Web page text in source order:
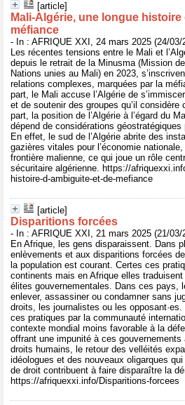
[article]
Mali-Algérie, une longue histoire
méfiance
- In : AFRIQUE XXI, 24 mars 2025 (24/03/
Les récentes tensions entre le Mali et
depuis le retrait de la Minusma (Mission
Nations unies au Mali) en 2023,
relations complexes, marquées par la
part, le Mali accuse l’Algérie de
et de soutenir des groupes qu’il considère
part, la position de l’Algérie à l’égard du
dépend de considérations
En effet, le sud de l’Algérie abrite des
gazières vitales pour l’économie
frontière malienne, ce qui joue un rôle
sécuritaire algérienne. https://
histoire-d-ambiguite-et-de-mefiance
[article]
Disparitions forcées
- In : AFRIQUE XXI, 21 mars 2025 (21/03/
En Afrique, les gens disparaissent. Dans
enlèvements et aux disparitions forcées
la population est courant. Certes ces
continents mais en Afrique elles
élites gouvernementales. Dans ces pays,
enlever, assassiner ou condamner sans
droits, les journalistes ou les
ces pratiques par la communauté
contexte mondial moins favorable à la
offrant une impunité à ces
droits humains, le retour des velléités
idéologues et des nouveaux oligarques
de droit contribuent à faire disparaître la
https://afriquexxi.info/Disparitions-forcees